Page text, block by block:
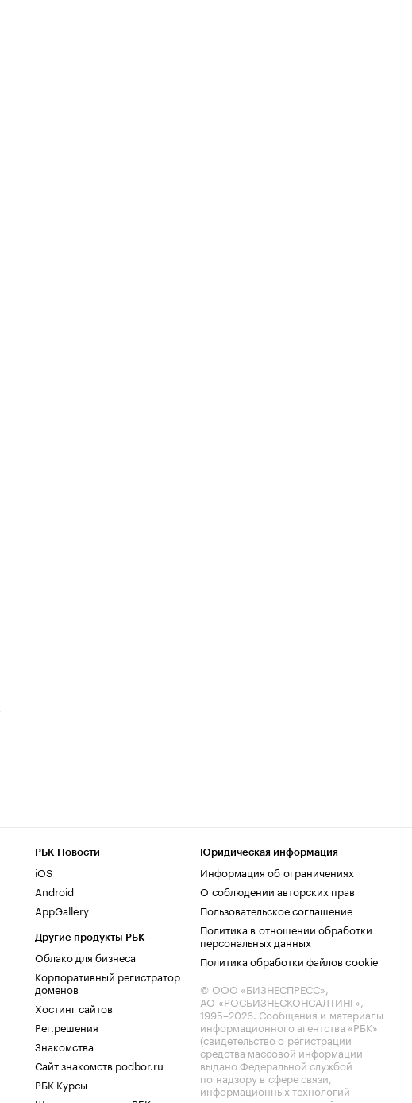
РБК Новости
iOS
Android
AppGallery
Другие продукты РБК
Облако для бизнеса
Корпоративный регистратор
доменов
Хостинг сайтов
Рег.решения
Знакомства
Сайт знакомств podbor.ru
РБК Курсы
Юридическая информация
Информация об ограничениях
О соблюдении авторских прав
Пользовательское соглашение
Политика в отношении обработки
персональных данных
Политика обработки файлов cookie
© ООО «БИЗНЕСПРЕСС»,
АО «РОСБИЗНЕСКОНСАЛТИНГ»,
1995–2026. Сообщения и материалы
информационного агентства «РБК»
(свидетельство о регистрации
средства массовой информации
выдано Федеральной службой
по надзору в сфере связи,
информационных технологий